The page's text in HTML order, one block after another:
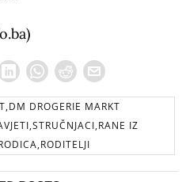
DROGERIE MARKT
IZ